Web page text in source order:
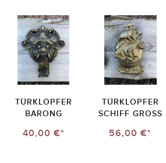
TÜRKLOPFER
BARONG
40,00 €*
TÜRKLOPFER
SCHIFF GROSS
56,00 €*